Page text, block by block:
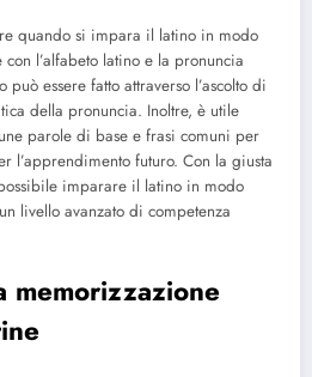
quando si impara il latino in modo
l’alfabeto latino e la pronuncia
essere fatto attraverso l’ascolto di
della pronuncia. Inoltre, è utile
parole di base e frasi comuni per
l’apprendimento futuro. Con la giusta
imparare il latino in modo
livello avanzato di competenza
memorizzazione